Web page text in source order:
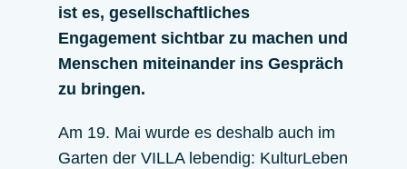
ist es, gesellschaftliches
Engagement sichtbar zu machen und
Menschen miteinander ins Gespräch
zu bringen.
Am 19. Mai wurde es deshalb auch im
Garten der VILLA lebendig: KulturLeben